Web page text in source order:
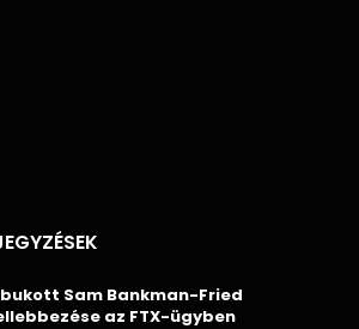
Sam Bankman-Fried
az FTX-ügyben